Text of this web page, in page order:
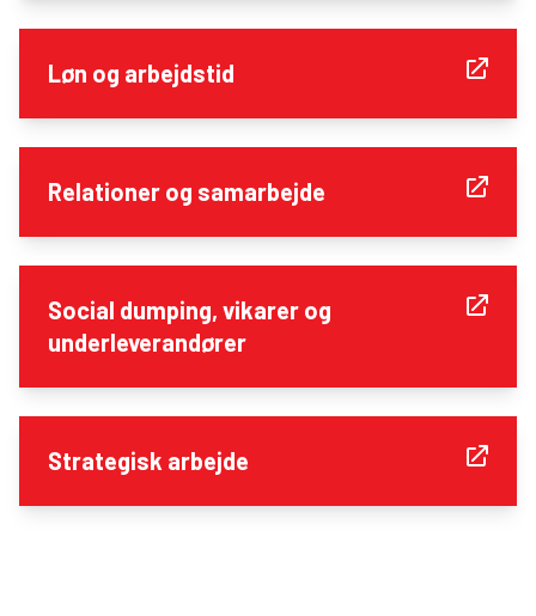
Løn og arbejdstid
Relationer og samarbejde
Social dumping, vikarer og
underleverandører
Strategisk arbejde